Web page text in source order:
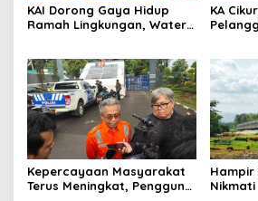
KAI Dorong Gaya Hidup
Ramah Lingkungan, Water
KA
Kepercayaan Masyarakat
Terus Meningkat, Pengguna
Hampir
Nikmati